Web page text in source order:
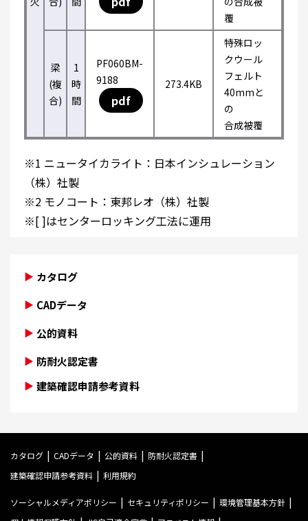
覆
梁
(複
合)
1
時
間
PF060BM-
9188
pdf
273.4KB
特殊ロッ
クウール
フェルト
40mmと
の
合成被覆
※1 ニュータイカライト：日本インシュレーション
（株）社製
※2 モノコート：東邦レオ（株）社製
※[ ]はセンターロッキング工法に運用
カタログ
CADデータ
公的資料
防耐火認定書
建築確認申請参考資料
カタログ CADデータ 公的資料
防耐火認定書
建築確認申請参考資料
利用規約
ソーシャルメディアポリシー セキュリティポリシー
環境管理基本方針